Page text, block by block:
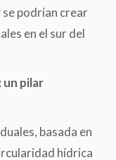
podrían crear
en el sur del
un pilar
basada en
hídrica